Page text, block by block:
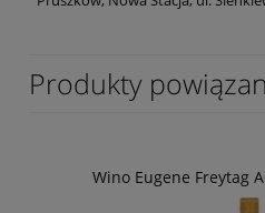
Produkty
Wino Eugene Freytag